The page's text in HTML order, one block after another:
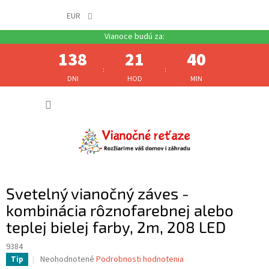
138
DNI
: 21
HOD
: 40
MIN
EUR
Svetelný vianočný záves -
kombinácia rôznofarebnej alebo
teplej bielej farby, 2m, 208 LED
9384
Tip
Priemerné
Neohodnotené Podrobnosti hodnotenia